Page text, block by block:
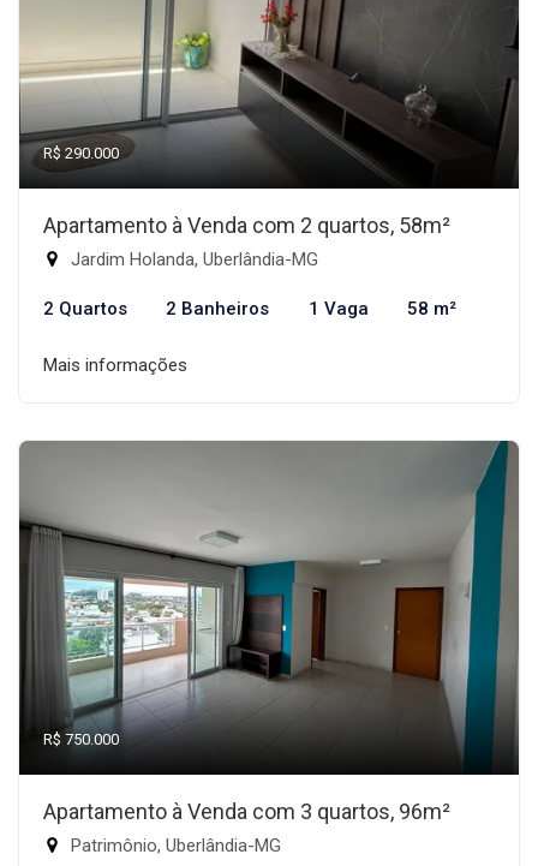
R$ 290.000
Apartamento à Venda com 2 quartos, 58m²
Jardim Holanda, Uberlândia-MG
2 Quartos 2 Banheiros 1 Vaga 58 m²
Mais informações
R$ 750.000
Apartamento à Venda com 3 quartos, 96m²
Patrimônio, Uberlândia-MG